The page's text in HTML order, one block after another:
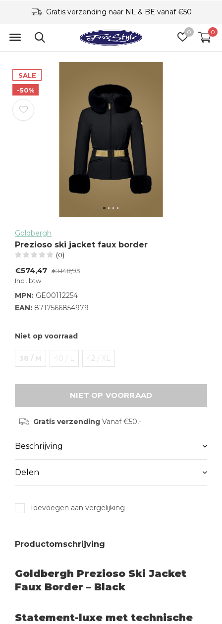
0 0
Gratis verzending naar NL & BE vanaf €50
SALE
-50%
Goldbergh
Prezioso ski jacket faux border
(0)
€574,47 €1.148,95
Incl. btw
MPN: GE00112254
EAN: 8717566854979
Niet op voorraad
38 / M 40 / L 42 / XL
NIET OP VOORRAAD
Gratis verzendingVanaf €50,-
Beschrijving
Delen
Toevoegen aan vergelijking
Productomschrijving
Goldbergh Prezioso Ski Jacket
Faux Border – Black
Statement-luxe met technische